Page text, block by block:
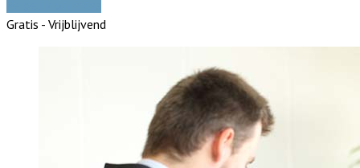
Gratis - Vrijblijvend